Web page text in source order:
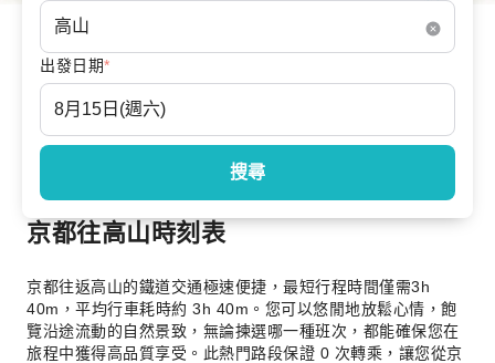
出發日期*
搜尋
京都往高山時刻表
京都往返高山的鐵道交通極速便捷，最短行程時間僅需3h
40m，平均行車耗時約 3h 40m。您可以悠閒地放鬆心情，飽
覽沿途流動的自然景致，無論揀選哪一種班次，都能確保您在
旅程中獲得高品質享受。此熱門路段保證 0 次轉乘，讓您從京